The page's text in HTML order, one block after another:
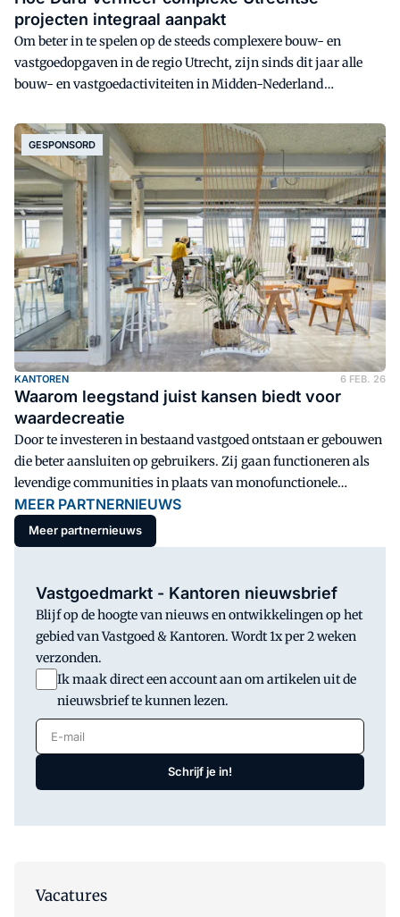
projecten integraal aanpakt
Om beter in te spelen op de steeds complexere bouw- en
vastgoedopgaven in de regio Utrecht, zijn sinds dit jaar alle
bouw- en vastgoedactiviteiten in Midden-Nederland
werkmaatschappij: Dura Vermeer Bouw en Vastgoed Utrecht.
Directievoorzitter Raimond Rozeboom en directeur
Vastgoedontwikkeling Margo Meijer bespreken het belang van
een sterke regionale verankering en een integrale aanpak:
'Zonder verbinding kom je er niet in de complexiteit van de
huidige vraagstukken.'
GESPONSORD
KANTOREN 6 FEB. 26
Waarom leegstand juist kansen biedt voor
waardecreatie
Door te investeren in bestaand vastgoed ontstaan er gebouwen
die beter aansluiten op gebruikers. Zij gaan functioneren als
levendige communities in plaats van monofunctionele
objecten, zeggen Stijn van de Sande, directeur Dura Vermeer
Commercieel Vastgoed, en Frank Post, business developer
Bestaande Bouw bij Dura Vermeer. Het creëren van waarde op
Het Goede Doen.
MEER PARTNERNIEUWS
Meer partnernieuws
Vastgoedmarkt - Kantoren nieuwsbrief
Blijf op de hoogte van nieuws en ontwikkelingen op het
gebied van Vastgoed & Kantoren. Wordt 1x per 2 weken
verzonden.
Ik maak direct een account aan om artikelen uit de
nieuwsbrief te kunnen lezen.
E-mail
Schrijf je in!
Vacatures